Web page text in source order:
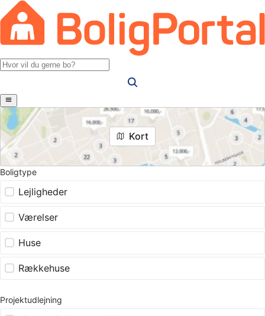
Kort
Boligtype
Lejligheder
Værelser
Huse
Rækkehuse
Projektudlejning